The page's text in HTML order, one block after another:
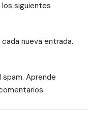
siguientes
nueva entrada.
Aprende